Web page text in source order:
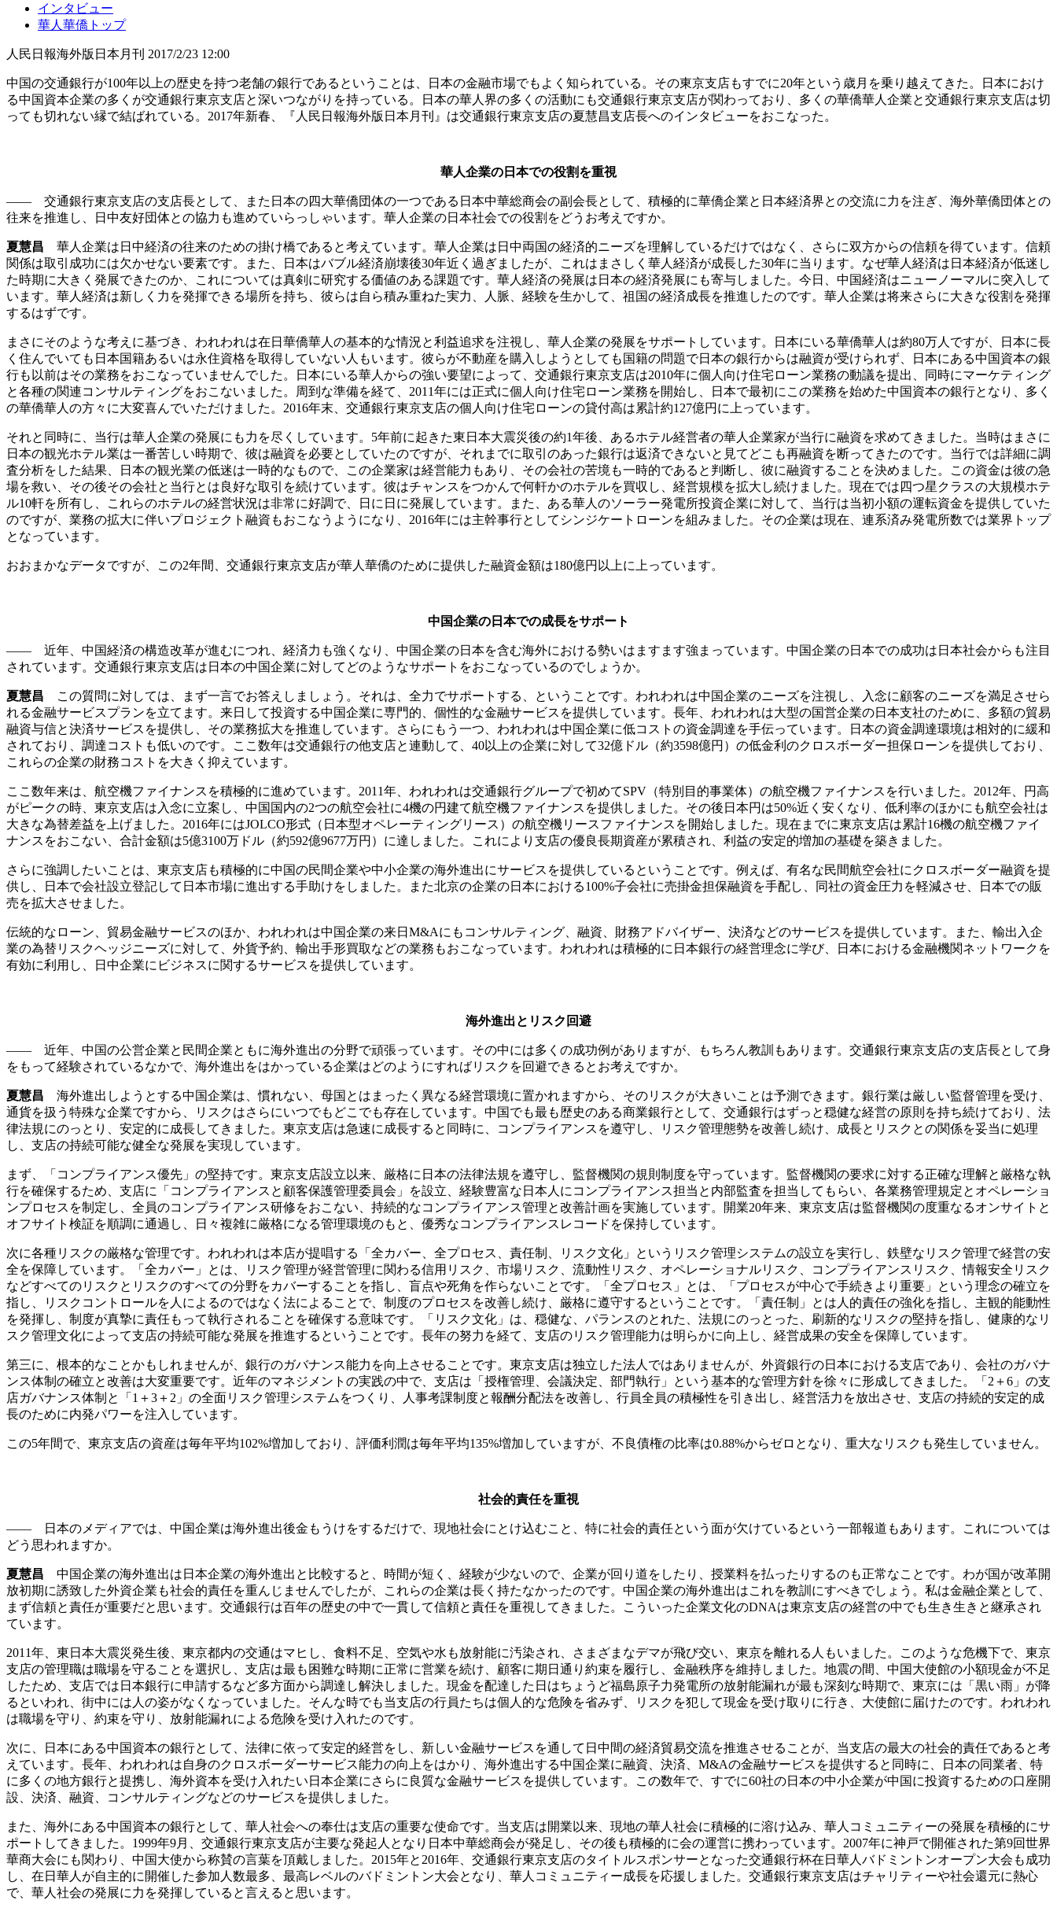
インタビュー
華人華僑トップ
人民日報海外版日本月刊 2017/2/23 12:00
中国の交通銀行が100年以上の歴史を持つ老舗の銀行であるということは、日本の金融市場でもよく知られている。その東京支店もすでに20年という歳月を乗り越えてきた。日本におけ
る中国資本企業の多くが交通銀行東京支店と深いつながりを持っている。日本の華人界の多くの活動にも交通銀行東京支店が関わっており、多くの華僑華人企業と交通銀行東京支店は切
っても切れない縁で結ばれている。2017年新春、『人民日報海外版日本月刊』は交通銀行東京支店の夏慧昌支店長へのインタビューをおこなった。
華人企業の日本での役割を重視
—— 交通銀行東京支店の支店長として、また日本の四大華僑団体の一つである日本中華総商会の副会長として、積極的に華僑企業と日本経済界との交流に力を注ぎ、海外華僑団体との
往来を推進し、日中友好団体との協力も進めていらっしゃいます。華人企業の日本社会での役割をどうお考えですか。
夏慧昌 華人企業は日中経済の往来のための掛け橋であると考えています。華人企業は日中両国の経済的ニーズを理解しているだけではなく、さらに双方からの信頼を得ています。信頼
関係は取引成功には欠かせない要素です。また、日本はバブル経済崩壊後30年近く過ぎましたが、これはまさしく華人経済が成長した30年に当ります。なぜ華人経済は日本経済が低迷し
た時期に大きく発展できたのか、これについては真剣に研究する価値のある課題です。華人経済の発展は日本の経済発展にも寄与しました。今日、中国経済はニューノーマルに突入して
います。華人経済は新しく力を発揮できる場所を持ち、彼らは自ら積み重ねた実力、人脈、経験を生かして、祖国の経済成長を推進したのです。華人企業は将来さらに大きな役割を発揮
するはずです。
まさにそのような考えに基づき、われわれは在日華僑華人の基本的な情況と利益追求を注視し、華人企業の発展をサポートしています。日本にいる華僑華人は約80万人ですが、日本に長
く住んでいても日本国籍あるいは永住資格を取得していない人もいます。彼らが不動産を購入しようとしても国籍の問題で日本の銀行からは融資が受けられず、日本にある中国資本の銀
行も以前はその業務をおこなっていませんでした。日本にいる華人からの強い要望によって、交通銀行東京支店は2010年に個人向け住宅ローン業務の動議を提出、同時にマーケティング
と各種の関連コンサルティングをおこないました。周到な準備を経て、2011年には正式に個人向け住宅ローン業務を開始し、日本で最初にこの業務を始めた中国資本の銀行となり、多く
の華僑華人の方々に大変喜んでいただけました。2016年末、交通銀行東京支店の個人向け住宅ローンの貸付高は累計約127億円に上っています。
それと同時に、当行は華人企業の発展にも力を尽くしています。5年前に起きた東日本大震災後の約1年後、あるホテル経営者の華人企業家が当行に融資を求めてきました。当時はまさに
日本の観光ホテル業は一番苦しい時期で、彼は融資を必要としていたのですが、それまでに取引のあった銀行は返済できないと見てどこも再融資を断ってきたのです。当行では詳細に調
査分析をした結果、日本の観光業の低迷は一時的なもので、この企業家は経営能力もあり、その会社の苦境も一時的であると判断し、彼に融資することを決めました。この資金は彼の急
場を救い、その後その会社と当行とは良好な取引を続けています。彼はチャンスをつかんで何軒かのホテルを買収し、経営規模を拡大し続けました。現在では四つ星クラスの大規模ホテ
ル10軒を所有し、これらのホテルの経営状況は非常に好調で、日に日に発展しています。また、ある華人のソーラー発電所投資企業に対して、当行は当初小額の運転資金を提供していた
のですが、業務の拡大に伴いプロジェクト融資もおこなうようになり、2016年には主幹事行としてシンジケートローンを組みました。その企業は現在、連系済み発電所数では業界トップ
となっています。
おおまかなデータですが、この2年間、交通銀行東京支店が華人華僑のために提供した融資金額は180億円以上に上っています。
中国企業の日本での成長をサポート
—— 近年、中国経済の構造改革が進むにつれ、経済力も強くなり、中国企業の日本を含む海外における勢いはますます強まっています。中国企業の日本での成功は日本社会からも注目
されています。交通銀行東京支店は日本の中国企業に対してどのようなサポートをおこなっているのでしょうか。
夏慧昌 この質問に対しては、まず一言でお答えしましょう。それは、全力でサポートする、ということです。われわれは中国企業のニーズを注視し、入念に顧客のニーズを満足させら
れる金融サービスプランを立てます。来日して投資する中国企業に専門的、個性的な金融サービスを提供しています。長年、われわれは大型の国営企業の日本支社のために、多額の貿易
融資与信と決済サービスを提供し、その業務拡大を推進しています。さらにもう一つ、われわれは中国企業に低コストの資金調達を手伝っています。日本の資金調達環境は相対的に緩和
されており、調達コストも低いのです。ここ数年は交通銀行の他支店と連動して、40以上の企業に対して32億ドル（約3598億円）の低金利のクロスボーダー担保ローンを提供しており、
これらの企業の財務コストを大きく抑えています。
ここ数年来は、航空機ファイナンスを積極的に進めています。2011年、われわれは交通銀行グループで初めてSPV（特別目的事業体）の航空機ファイナンスを行いました。2012年、円高
がピークの時、東京支店は入念に立案し、中国国内の2つの航空会社に4機の円建て航空機ファイナンスを提供しました。その後日本円は50%近く安くなり、低利率のほかにも航空会社は
大きな為替差益を上げました。2016年にはJOLCO形式（日本型オペレーティングリース）の航空機リースファイナンスを開始しました。現在までに東京支店は累計16機の航空機ファイ
ナンスをおこない、合計金額は5億3100万ドル（約592億9677万円）に達しました。これにより支店の優良長期資産が累積され、利益の安定的増加の基礎を築きました。
さらに強調したいことは、東京支店も積極的に中国の民間企業や中小企業の海外進出にサービスを提供しているということです。例えば、有名な民間航空会社にクロスボーダー融資を提
供し、日本で会社設立登記して日本市場に進出する手助けをしました。また北京の企業の日本における100%子会社に売掛金担保融資を手配し、同社の資金圧力を軽減させ、日本での販
売を拡大させました。
伝統的なローン、貿易金融サービスのほか、われわれは中国企業の来日M&Aにもコンサルティング、融資、財務アドバイザー、決済などのサービスを提供しています。また、輸出入企
業の為替リスクヘッジニーズに対して、外貨予約、輸出手形買取などの業務もおこなっています。われわれは積極的に日本銀行の経営理念に学び、日本における金融機関ネットワークを
有効に利用し、日中企業にビジネスに関するサービスを提供しています。
海外進出とリスク回避
—— 近年、中国の公営企業と民間企業ともに海外進出の分野で頑張っています。その中には多くの成功例がありますが、もちろん教訓もあります。交通銀行東京支店の支店長として身
をもって経験されているなかで、海外進出をはかっている企業はどのようにすればリスクを回避できるとお考えですか。
夏慧昌 海外進出しようとする中国企業は、慣れない、母国とはまったく異なる経営環境に置かれますから、そのリスクが大きいことは予測できます。銀行業は厳しい監督管理を受け、
通貨を扱う特殊な企業ですから、リスクはさらにいつでもどこでも存在しています。中国でも最も歴史のある商業銀行として、交通銀行はずっと穏健な経営の原則を持ち続けており、法
律法規にのっとり、安定的に成長してきました。東京支店は急速に成長すると同時に、コンプライアンスを遵守し、リスク管理態勢を改善し続け、成長とリスクとの関係を妥当に処理
し、支店の持続可能な健全な発展を実現しています。
まず、「コンプライアンス優先」の堅持です。東京支店設立以来、厳格に日本の法律法規を遵守し、監督機関の規則制度を守っています。監督機関の要求に対する正確な理解と厳格な執
行を確保するため、支店に「コンプライアンスと顧客保護管理委員会」を設立、経験豊富な日本人にコンプライアンス担当と内部監査を担当してもらい、各業務管理規定とオペレーショ
ンプロセスを制定し、全員のコンプライアンス研修をおこない、持続的なコンプライアンス管理と改善計画を実施しています。開業20年来、東京支店は監督機関の度重なるオンサイトと
オフサイト検証を順調に通過し、日々複雑に厳格になる管理環境のもと、優秀なコンプライアンスレコードを保持しています。
次に各種リスクの厳格な管理です。われわれは本店が提唱する「全カバー、全プロセス、責任制、リスク文化」というリスク管理システムの設立を実行し、鉄壁なリスク管理で経営の安
全を保障しています。「全カバー」とは、リスク管理が経営管理に関わる信用リスク、市場リスク、流動性リスク、オペレーショナルリスク、コンプライアンスリスク、情報安全リスク
などすべてのリスクとリスクのすべての分野をカバーすることを指し、盲点や死角を作らないことです。「全プロセス」とは、「プロセスが中心で手続きより重要」という理念の確立を
指し、リスクコントロールを人によるのではなく法によることで、制度のプロセスを改善し続け、厳格に遵守するということです。「責任制」とは人的責任の強化を指し、主観的能動性
を発揮し、制度が真摯に責任もって執行されることを確保する意味です。「リスク文化」は、穏健な、パランスのとれた、法規にのっとった、刷新的なリスクの堅持を指し、健康的なリ
スク管理文化によって支店の持続可能な発展を推進するということです。長年の努力を経て、支店のリスク管理能力は明らかに向上し、経営成果の安全を保障しています。
第三に、根本的なことかもしれませんが、銀行のガバナンス能力を向上させることです。東京支店は独立した法人ではありませんが、外資銀行の日本における支店であり、会社のガバナ
ンス体制の確立と改善は大変重要です。近年のマネジメントの実践の中で、支店は「授権管理、会議決定、部門執行」という基本的な管理方針を徐々に形成してきました。「2＋6」の支
店ガバナンス体制と「1＋3＋2」の全面リスク管理システムをつくり、人事考課制度と報酬分配法を改善し、行員全員の積極性を引き出し、経営活力を放出させ、支店の持続的安定的成
長のために内発パワーを注入しています。
この5年間で、東京支店の資産は毎年平均102%増加しており、評価利潤は毎年平均135%増加していますが、不良債権の比率は0.88%からゼロとなり、重大なリスクも発生していません。
社会的責任を重視
—— 日本のメディアでは、中国企業は海外進出後金もうけをするだけで、現地社会にとけ込むこと、特に社会的責任という面が欠けているという一部報道もあります。これについては
どう思われますか。
夏慧昌 中国企業の海外進出は日本企業の海外進出と比較すると、時間が短く、経験が少ないので、企業が回り道をしたり、授業料を払ったりするのも正常なことです。わが国が改革開
放初期に誘致した外資企業も社会的責任を重んじませんでしたが、これらの企業は長く持たなかったのです。中国企業の海外進出はこれを教訓にすべきでしょう。私は金融企業として、
まず信頼と責任が重要だと思います。交通銀行は百年の歴史の中で一貫して信頼と責任を重視してきました。こういった企業文化のDNAは東京支店の経営の中でも生き生きと継承され
ています。
2011年、東日本大震災発生後、東京都内の交通はマヒし、食料不足、空気や水も放射能に汚染され、さまざまなデマが飛び交い、東京を離れる人もいました。このような危機下で、東京
支店の管理職は職場を守ることを選択し、支店は最も困難な時期に正常に営業を続け、顧客に期日通り約束を履行し、金融秩序を維持しました。地震の間、中国大使館の小額現金が不足
したため、支店では日本銀行に申請するなど多方面から調達し解決しました。現金を配達した日はちょうど福島原子力発電所の放射能漏れが最も深刻な時期で、東京には「黒い雨」が降
るといわれ、街中には人の姿がなくなっていました。そんな時でも当支店の行員たちは個人的な危険を省みず、リスクを犯して現金を受け取りに行き、大使館に届けたのです。われわれ
は職場を守り、約束を守り、放射能漏れによる危険を受け入れたのです。
次に、日本にある中国資本の銀行として、法律に依って安定的経営をし、新しい金融サービスを通して日中間の経済貿易交流を推進させることが、当支店の最大の社会的責任であると考
えています。長年、われわれは自身のクロスボーダーサービス能力の向上をはかり、海外進出する中国企業に融資、決済、M&Aの金融サービスを提供すると同時に、日本の同業者、特
に多くの地方銀行と提携し、海外資本を受け入れたい日本企業にさらに良質な金融サービスを提供しています。この数年で、すでに60社の日本の中小企業が中国に投資するための口座開
設、決済、融資、コンサルティングなどのサービスを提供しました。
また、海外にある中国資本の銀行として、華人社会への奉仕は支店の重要な使命です。当支店は開業以来、現地の華人社会に積極的に溶け込み、華人コミュニティーの発展を積極的にサ
ポートしてきました。1999年9月、交通銀行東京支店が主要な発起人となり日本中華総商会が発足し、その後も積極的に会の運営に携わっています。2007年に神戸で開催された第9回世界
華商大会にも関わり、中国大使から称賛の言葉を頂戴しました。2015年と2016年、交通銀行東京支店のタイトルスポンサーとなった交通銀行杯在日華人バドミントンオープン大会も成功
し、在日華人が自主的に開催した参加人数最多、最高レベルのバドミントン大会となり、華人コミュニティー成長を応援しました。交通銀行東京支店はチャリティーや社会還元に熱心
で、華人社会の発展に力を発揮していると言えると思います。